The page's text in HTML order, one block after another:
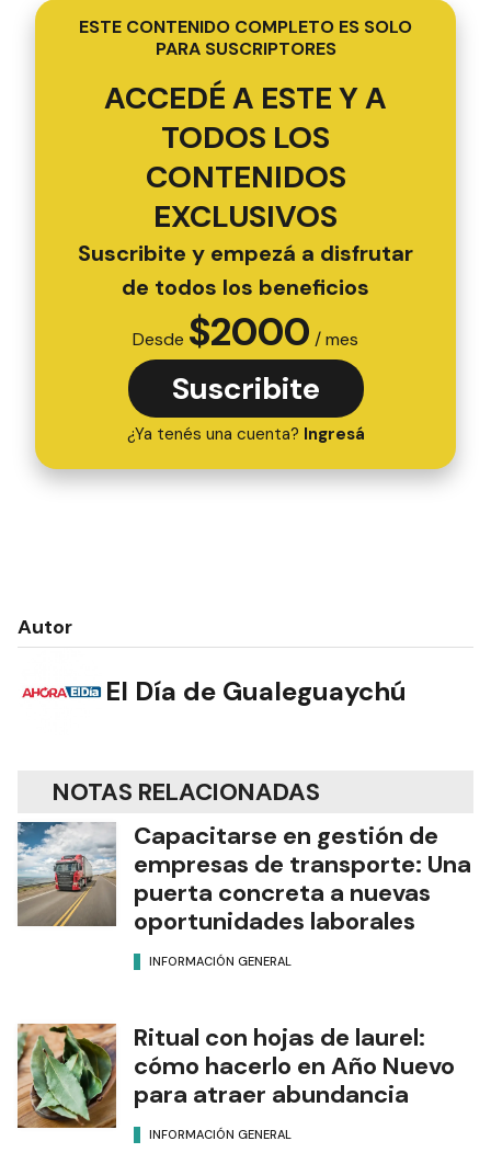
ESTE CONTENIDO COMPLETO ES SOLO
PARA SUSCRIPTORES
ACCEDÉ A ESTE Y A
TODOS LOS
CONTENIDOS
EXCLUSIVOS
Suscribite y empezá a disfrutar
de todos los beneficios
Desde $2000 / mes
Suscribite
¿Ya tenés una cuenta? Ingresá
Autor
El Día de Gualeguaychú
NOTAS RELACIONADAS
Capacitarse en gestión de
empresas de transporte: Una
puerta concreta a nuevas
oportunidades laborales
INFORMACIÓN GENERAL
Ritual con hojas de laurel:
cómo hacerlo en Año Nuevo
para atraer abundancia
INFORMACIÓN GENERAL